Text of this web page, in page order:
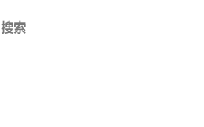
搜索